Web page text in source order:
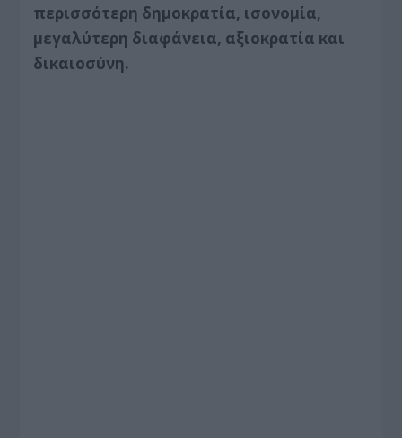
περισσότερη δημοκρατία, ισονομία,
μεγαλύτερη διαφάνεια, αξιοκρατία και
δικαιοσύνη.